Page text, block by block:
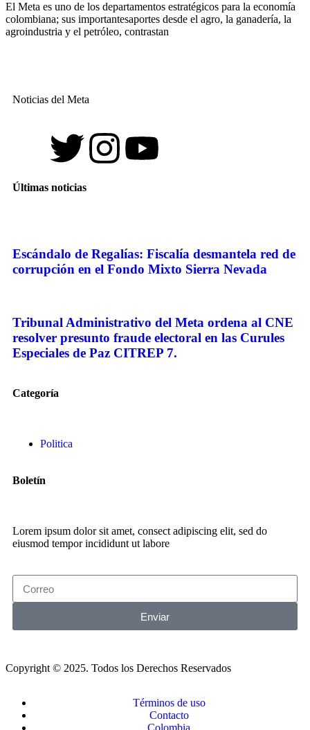
El Meta es uno de los departamentos estratégicos para la economía
colombiana; sus importantesaportes desde el agro, la ganadería, la
agroindustria y el petróleo, contrastan
Noticias del Meta
Últimas noticias
Escándalo de Regalías: Fiscalía desmantela red de
corrupción en el Fondo Mixto Sierra Nevada
Tribunal Administrativo del Meta ordena al CNE
resolver presunto fraude electoral en las Curules
Especiales de Paz CITREP 7.
Categoría
Politica
Boletín
Lorem ipsum dolor sit amet, consect adipiscing elit, sed do
eiusmod tempor incididunt ut labore
Enviar
Copyright © 2025. Todos los Derechos Reservados
Términos de uso
Contacto
Colombia